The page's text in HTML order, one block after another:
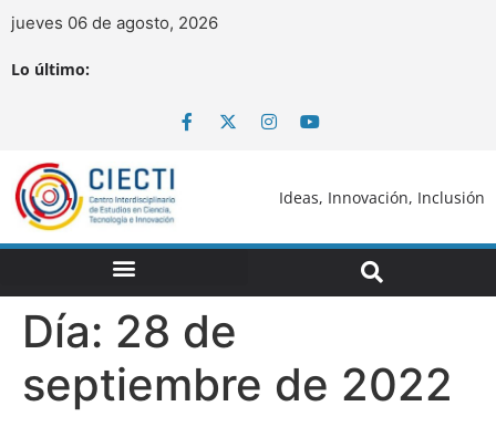
jueves 06 de agosto, 2026
Lo último:
Ideas, Innovación, Inclusión
Día: 28 de
septiembre de 2022